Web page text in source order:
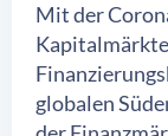
Mit der
globalen